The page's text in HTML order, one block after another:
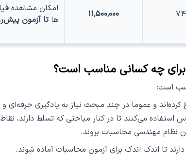
۷۴ ۱۱٬۵۰۰٬۰۰۰
امکان مشاهده
هاتا آزمون
برای چه کسانی مناسب است؟
است:
و عموما در چند مبحث نیاز به یادگیری حرفه‌ای و
می‌کنند تا در کنار مباحثی که تسلط دارند، نقاط
نظام مهندسی محاسبات بروند.
تا اندک اندک برای آزمون محاسبات آماده شوند.